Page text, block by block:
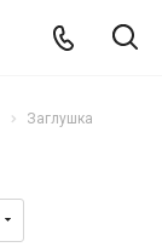
Заглушка